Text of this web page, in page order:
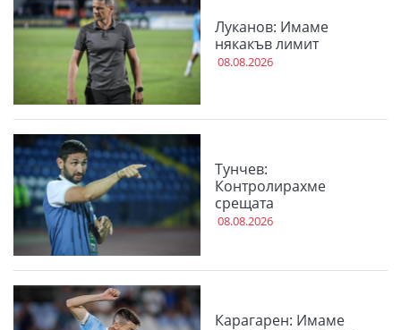
Луканов: Имаме
някакъв лимит
08.08.2026
Тунчев:
Контролирахме
срещата
08.08.2026
Карагарен: Имаме